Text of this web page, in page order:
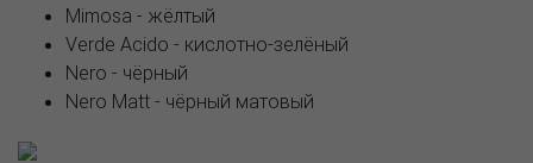
Mimosa - жёлтый
Verde Acido - кислотно-зелёный
Nero - чёрный
Nero Matt - чёрный матовый